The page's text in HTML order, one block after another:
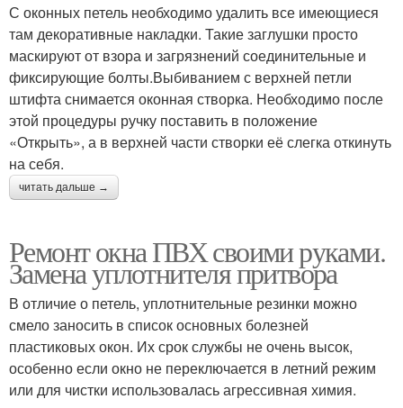
С оконных петель необходимо удалить все имеющиеся
там декоративные накладки. Такие заглушки просто
маскируют от взора и загрязнений соединительные и
фиксирующие болты.Выбиванием с верхней петли
штифта снимается оконная створка. Необходимо после
этой процедуры ручку поставить в положение
«Открыть», а в верхней части створки её слегка откинуть
на себя.
читать дальше →
Ремонт окна ПВХ своими руками.
Замена уплотнителя притвора
В отличие о петель, уплотнительные резинки можно
смело заносить в список основных болезней
пластиковых окон. Их срок службы не очень высок,
особенно если окно не переключается в летний режим
или для чистки использовалась агрессивная химия.